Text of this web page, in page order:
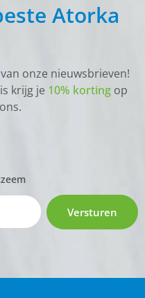
Atorka
onze nieuwsbrieven!
krijg je 10% korting op
Versturen